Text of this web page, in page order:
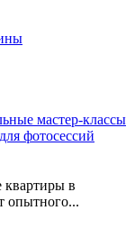
мастер-классы
фотосессий
квартиры в
опытного...